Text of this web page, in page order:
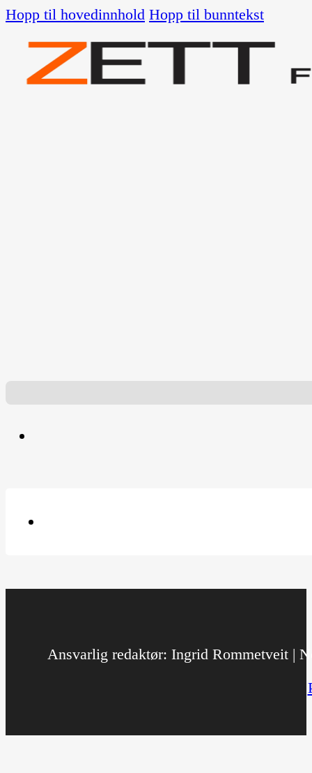
Hopp til hovedinnhold Hopp til bunntekst
Ansvarlig redaktør: Ingrid Rommetveit |